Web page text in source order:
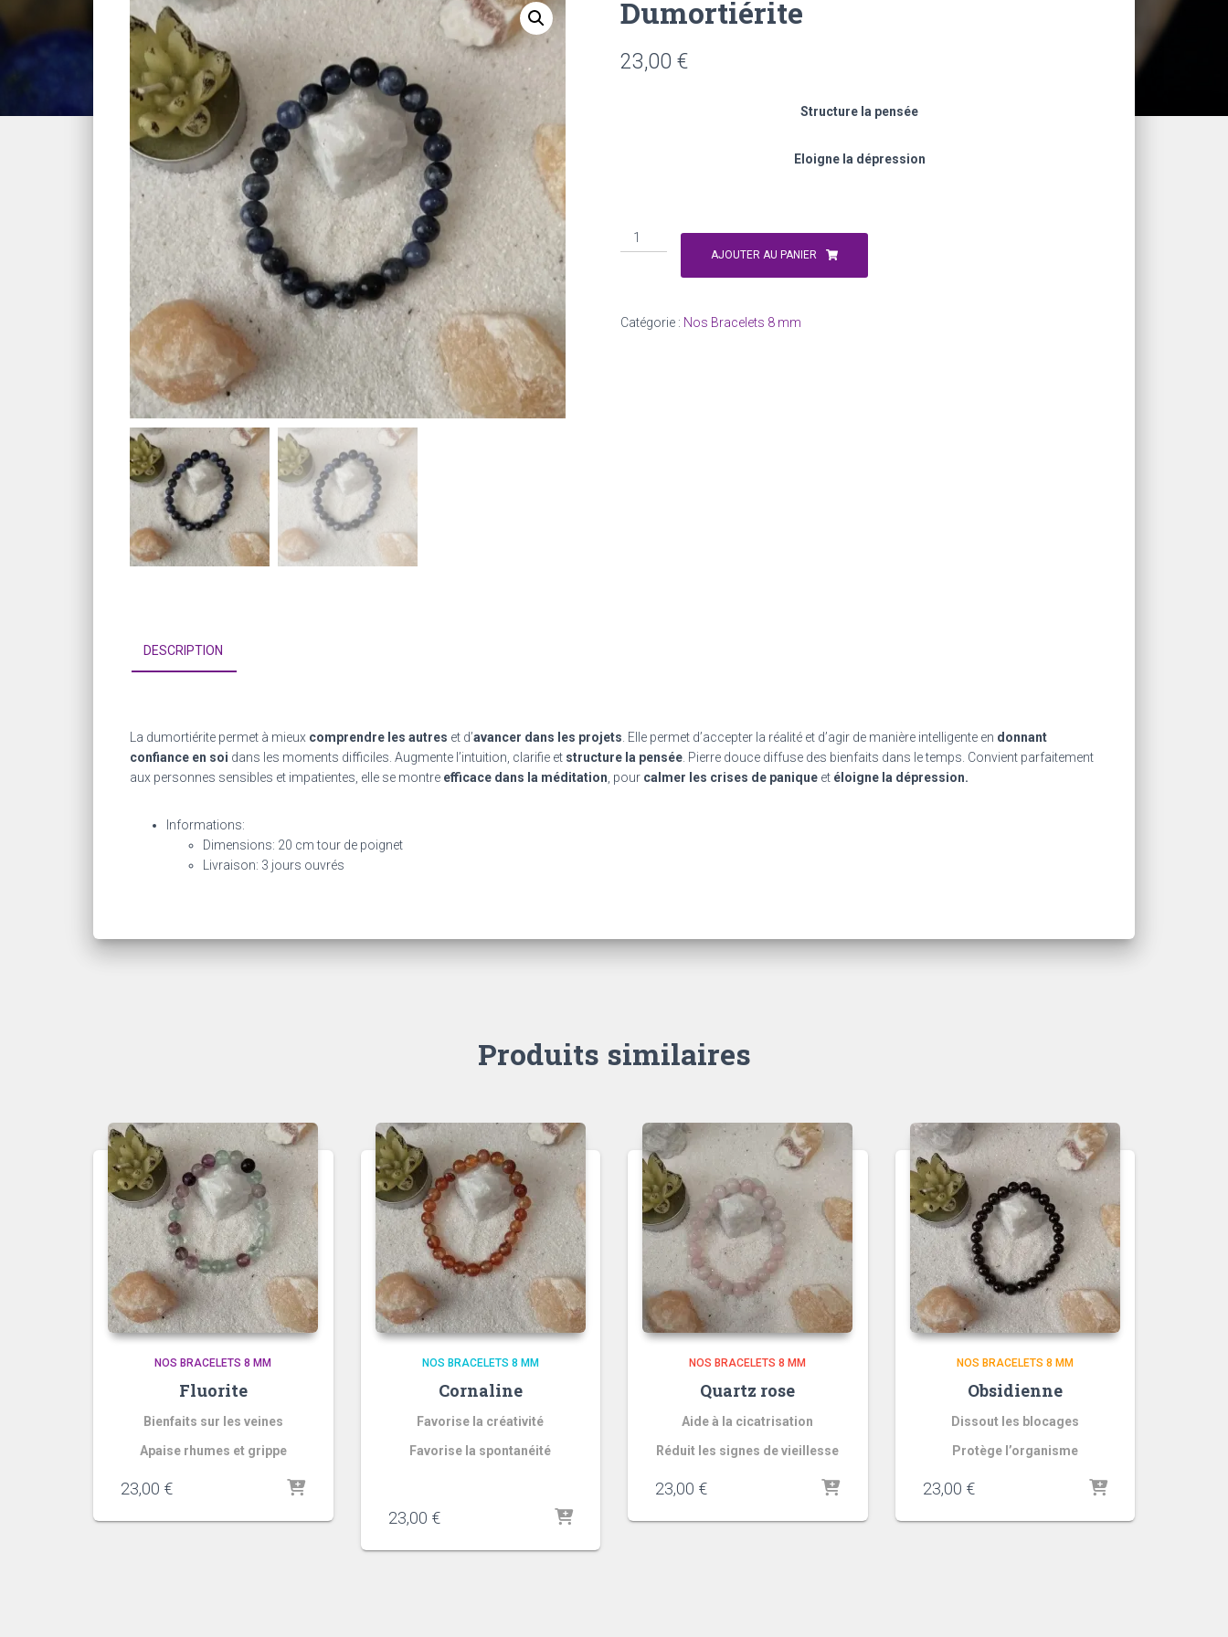
Dumortiérite
23,00 €
Structure la pensée
Eloigne la dépression
quantité
de
Dumortiérite
AJOUTER AU PANIER
Catégorie : Nos Bracelets 8 mm
DESCRIPTION
La dumortiérite permet à mieux comprendre les autres et d’avancer dans les projets. Elle permet d’accepter la réalité et d’agir de manière intelligente en donnant
confiance en soi dans les moments difficiles. Augmente l’intuition, clarifie et structure la pensée. Pierre douce diffuse des bienfaits dans le temps. Convient parfaitement
aux personnes sensibles et impatientes, elle se montre efficace dans la méditation, pour calmer les crises de panique et éloigne la dépression.
Informations:
Dimensions: 20 cm tour de poignet
Livraison: 3 jours ouvrés
Produits similaires
NOS BRACELETS 8 MM
Fluorite
Bienfaits sur les veines
Apaise rhumes et grippe
23,00 €
NOS BRACELETS 8 MM
Cornaline
Favorise la créativité
Favorise la spontanéité
23,00 €
NOS BRACELETS 8 MM
Quartz rose
Aide à la cicatrisation
Réduit les signes de vieillesse
23,00 €
NOS BRACELETS 8 MM
Obsidienne
Dissout les blocages
Protège l’organisme
23,00 €